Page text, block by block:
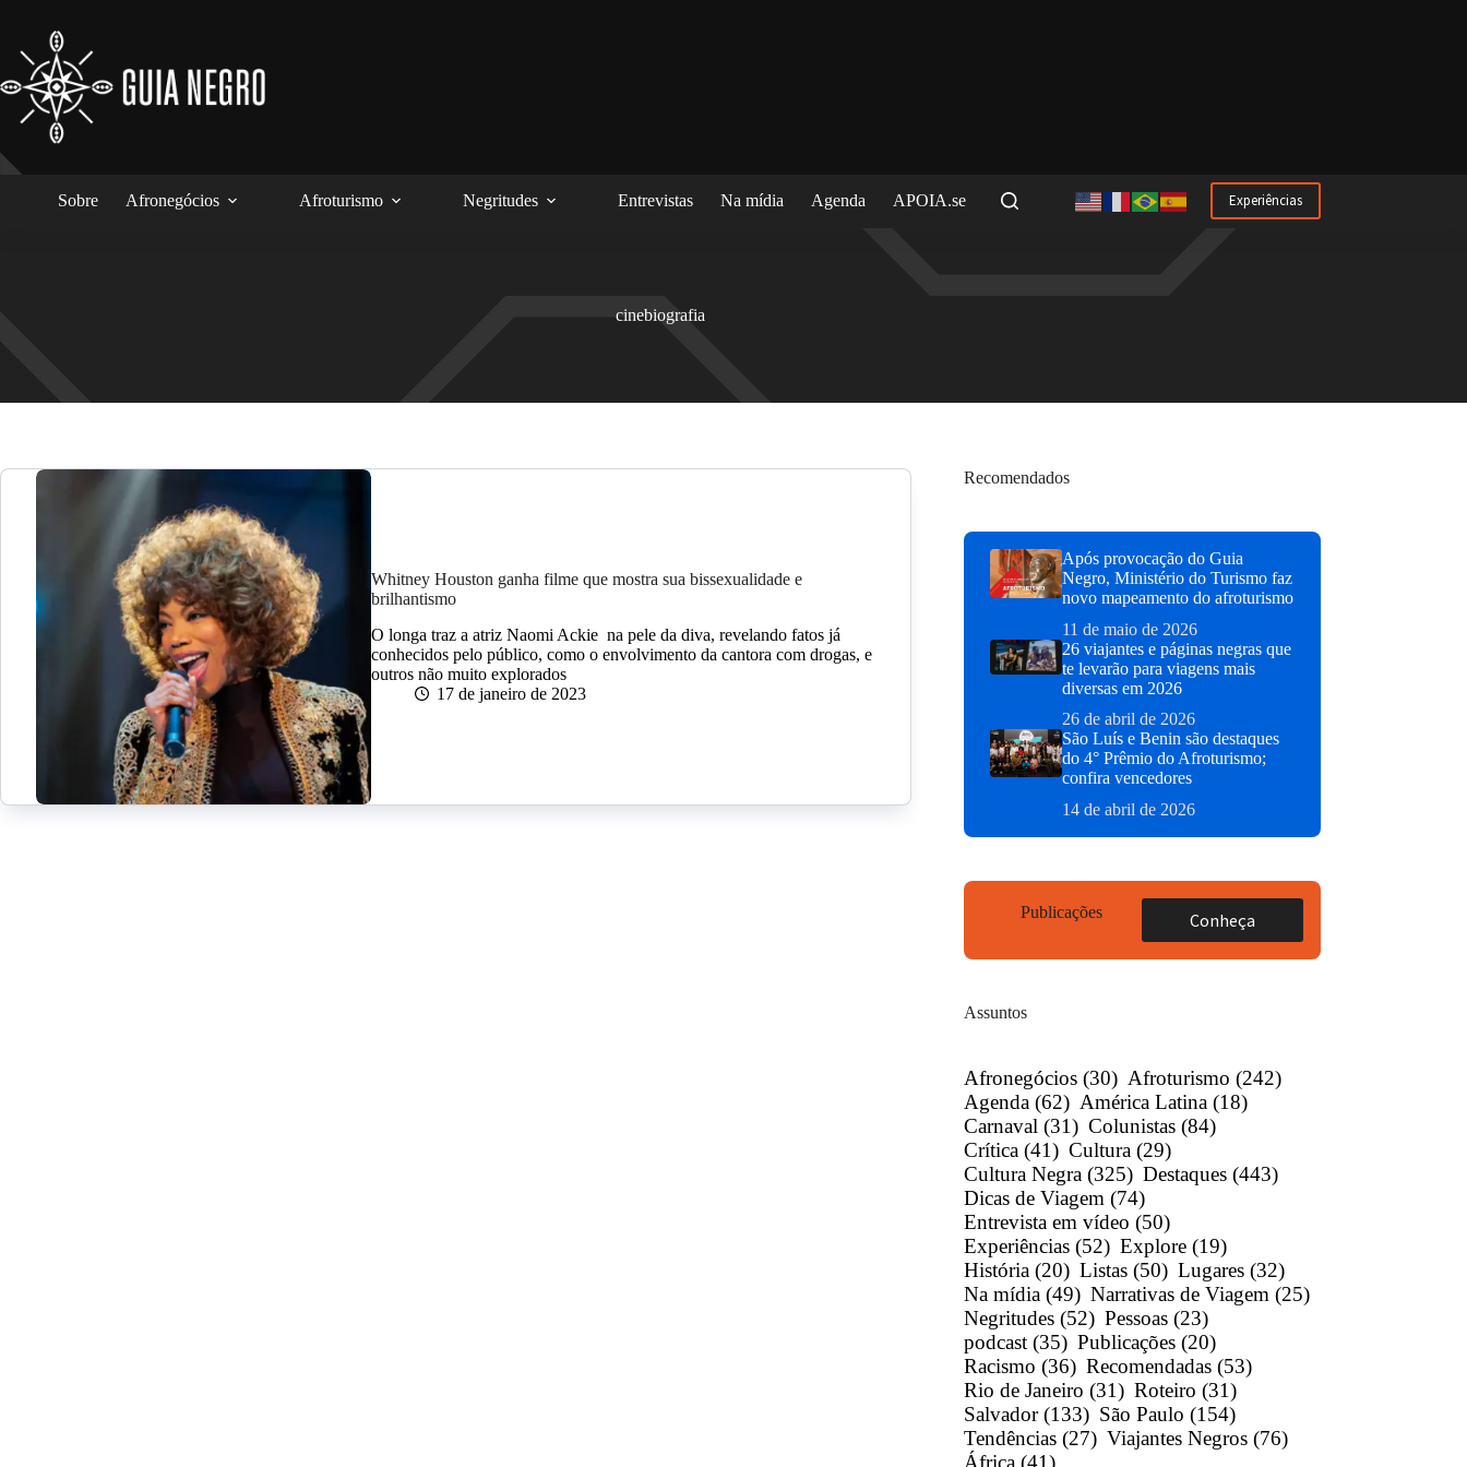
conteúdo
Sobre Afronegócios Afroturismo Negritudes Entrevistas Na mídia Agenda APOIA.se Experiências
cinebiografia
Whitney Houston ganha filme que mostra sua bissexualidade e
brilhantismo
O longa traz a atriz Naomi Ackie na pele da diva, revelando fatos já
conhecidos pelo público, como o envolvimento da cantora com drogas, e
outros não muito explorados
17 de janeiro de 2023
Recomendados
Após provocação do Guia
Negro, Ministério do Turismo faz
novo mapeamento do afroturismo
11 de maio de 2026
26 viajantes e páginas negras que
te levarão para viagens mais
diversas em 2026
26 de abril de 2026
São Luís e Benin são destaques
do 4° Prêmio do Afroturismo;
confira vencedores
14 de abril de 2026
Publicações Conheça
Assuntos
Afronegócios (30) Afroturismo (242)
Agenda (62) América Latina (18)
Carnaval (31) Colunistas (84)
Crítica (41) Cultura (29)
Cultura Negra (325) Destaques (443)
Dicas de Viagem (74)
Entrevista em vídeo (50)
Experiências (52) Explore (19)
História (20) Listas (50) Lugares (32)
Na mídia (49) Narrativas de Viagem (25)
Negritudes (52) Pessoas (23)
podcast (35) Publicações (20)
Racismo (36) Recomendadas (53)
Rio de Janeiro (31) Roteiro (31)
Salvador (133) São Paulo (154)
Tendências (27) Viajantes Negros (76)
África (41)